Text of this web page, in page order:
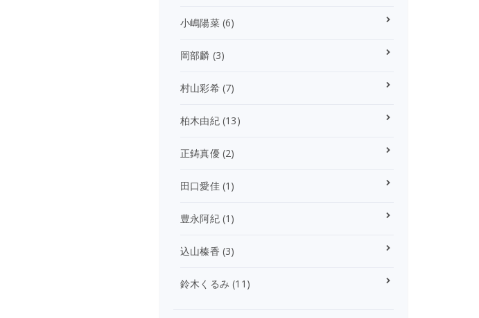
小嶋陽菜(6)
岡部麟 (3)
村山彩希(7)
柏木由紀(13)
正鋳真優(2)
田口愛佳(1)
豊永阿紀(1)
込山榛香 (3)
鈴木くるみ (11)